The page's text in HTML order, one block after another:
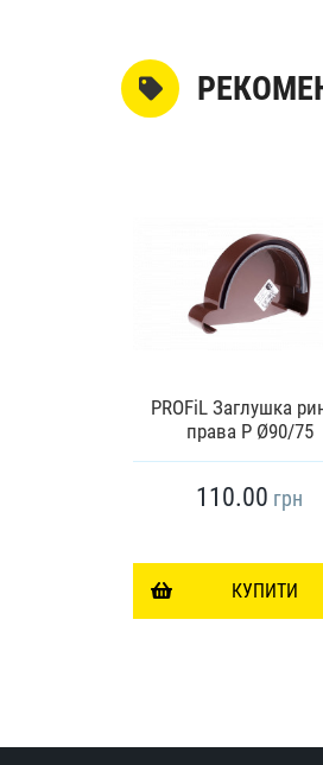
PROFiL Заглушка
права Р Ø90/75
110.00 грн
КУПИТИ